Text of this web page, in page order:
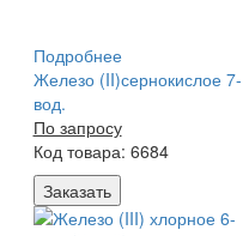
Подробнее
Железо (II)сернокислое 7-
вод.
По запросу
Код товара: 6684
Заказать